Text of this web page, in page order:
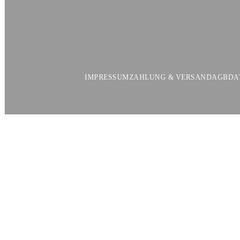
IMPRESSUMZAHLUNG & VERSANDAGB